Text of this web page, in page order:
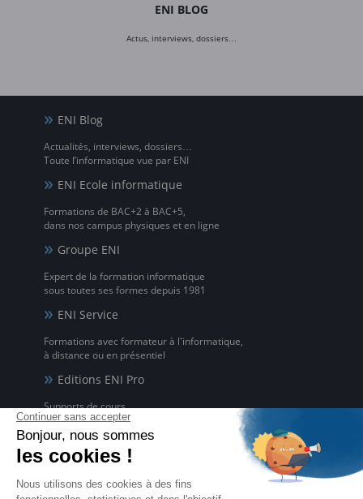
ENI BLOG
Actus, interviews, dossiers…
ENI Blog
Actualités, interviews, dossiers…
Toute l’informatique vue par ENI
ENI Ecole informatique
Formations de BAC+2 à BAC+5,
dans nos campus physiques et en ligne
Groupe ENI
Expert de la formation informatique
sous toutes ses formes depuis 1981
ENI Service
Formations avec formateur à l'informatique,
à distance ou en présentiel
Editions ENI Pro
Supports de cours
pour les organismes de formation
ENI elearning
La solution de formation à l'informatique en ligne,
disponible en 5 langues